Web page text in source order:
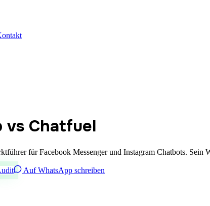
vs Chatfuel
für Facebook Messenger und Instagram Chatbots.
Auf WhatsApp schreiben